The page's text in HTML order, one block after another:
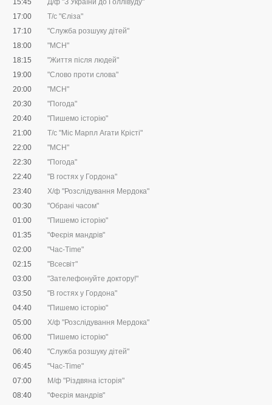
15:45
Д/ф "З України до Голлівуду"
17:00
Т/с "Єліза"
17:10
"Служба розшуку дітей"
18:00
"МСН"
18:15
"Життя після людей"
19:00
"Слово проти слова"
20:00
"МСН"
20:30
"Погода"
20:40
"Пишемо історію"
21:00
Т/с "Міс Марпл Агати Крісті"
22:00
"МСН"
22:30
"Погода"
22:40
"В гостях у Гордона"
23:40
Х/ф "Розслідування Мердока"
00:30
"Обрані часом"
01:00
"Пишемо історію"
01:35
"Феєрія мандрів"
02:00
"Час-Time"
02:15
"Всесвіт"
03:00
"Зателефонуйте доктору!"
03:50
"В гостях у Гордона"
04:40
"Пишемо історію"
05:00
Х/ф "Розслідування Мердока"
06:00
"Пишемо історію"
06:40
"Служба розшуку дітей"
06:45
"Час-Time"
07:00
М/ф "Різдвяна історія"
08:40
"Феєрія мандрів"